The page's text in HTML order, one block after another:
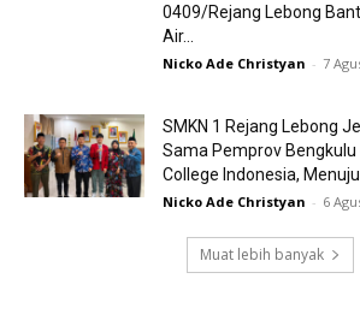
0409/Rejang Lebong
Air...
Nicko Ade Christyan - 7
SMKN 1 Rejang Lebong
Sama Pemprov Bengkulu
College Indonesia,
Nicko Ade Christyan - 6
Muat lebih banyak